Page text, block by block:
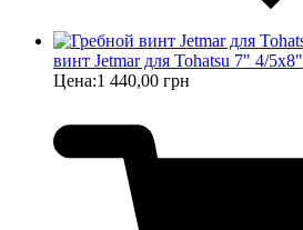
винт Jetmar для Tohatsu 7" 4/5x8"
Цена:1 440,00 грн